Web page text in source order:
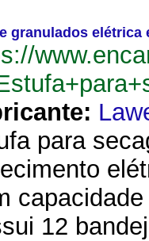
granulados elétrica
para
12